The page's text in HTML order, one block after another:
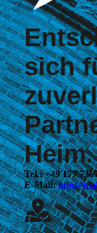
sich
Heim.
Tel.: +49 177
E-Mail: